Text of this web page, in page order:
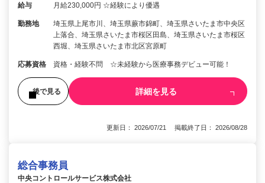
給与 月給230,000円 ☆経験により優遇
勤務地
埼玉県上尾市川、埼玉県蕨市錦町、埼玉県さいたま市中央区
上落合、埼玉県さいたま市桜区田島、埼玉県さいたま市桜区
西堀、埼玉県さいたま市北区宮原町
応募資格 資格・経験不問 ☆未経験から医療事務デビュー可能！
後で見る 詳細を見る
更新日： 2026/07/21 掲載終了日： 2026/08/28
総合事務員
中央コントロールサービス株式会社